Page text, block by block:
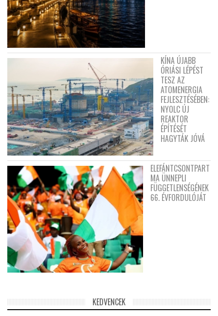
KÍNA ÚJABB
ÓRIÁSI LÉPÉST
TESZ AZ
ATOMENERGIA
FEJLESZTÉSÉBEN:
NYOLC ÚJ
REAKTOR
ÉPÍTÉSÉT
HAGYTÁK JÓVÁ
ELEFÁNTCSONTPART
MA ÜNNEPLI
FÜGGETLENSÉGÉNEK
66. ÉVFORDULÓJÁT
KEDVENCEK